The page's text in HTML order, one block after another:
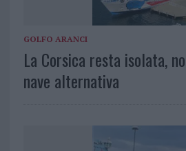
GOLFO ARANCI
La Corsica resta isolata,
nave alternativa